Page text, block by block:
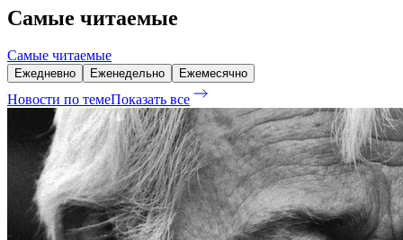
Самые читаемые
Самые читаемые
Ежедневно Еженедельно Ежемесячно
Новости по темеПоказать все